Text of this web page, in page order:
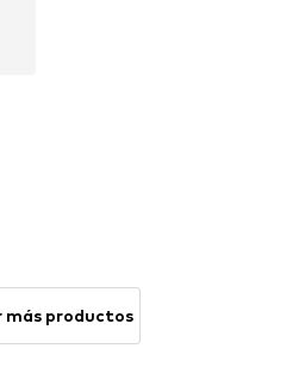
más productos